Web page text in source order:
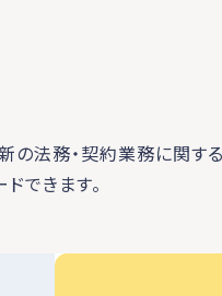
の法務・契約業務に関する
できます。